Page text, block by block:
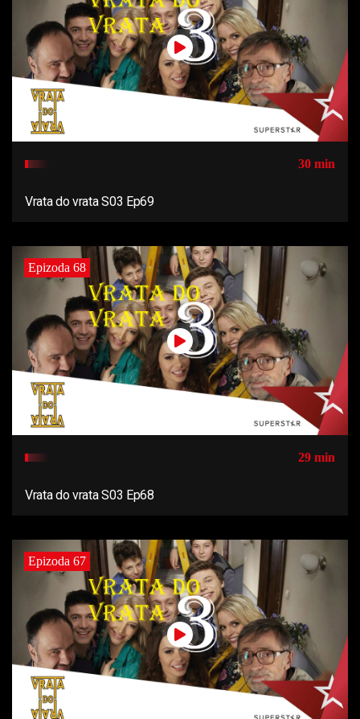
30 min
Vrata do vrata S03 Ep69
Epizoda 68
29 min
Vrata do vrata S03 Ep68
Epizoda 67